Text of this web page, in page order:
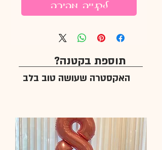
לקנייה מהירה
תוספת בקטנה?
האקסטרה שעושה טוב בלב